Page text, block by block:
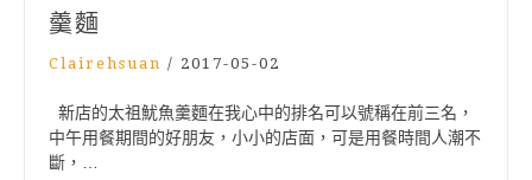
羹麵
Clairehsuan / 2017-05-02
新店的太祖魷魚羹麵在我心中的排名可以號稱在前三名，
中午用餐期間的好朋友，小小的店面，可是用餐時間人潮不
斷，…